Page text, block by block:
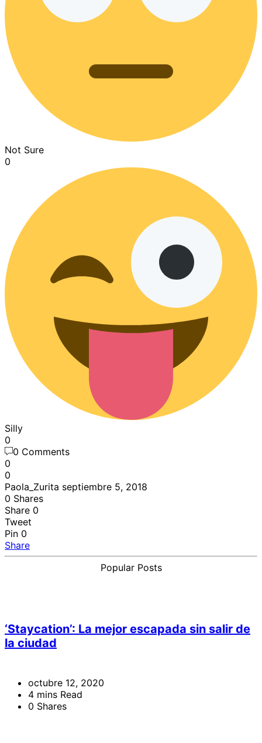
Not Sure
0
Silly
0
0 Comments
0
0
Paola_Zurita septiembre 5, 2018
0 Shares
Share 0
Tweet
Pin 0
Share
Popular Posts
‘Staycation’: La mejor escapada sin salir de
la ciudad
octubre 12, 2020
4 mins Read
0 Shares